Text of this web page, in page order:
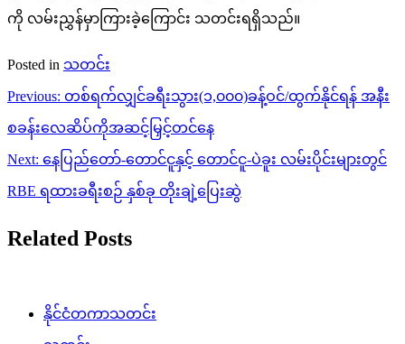
ကို လမ်းညွှန်မှာကြားခဲ့ကြောင်း သတင်းရရှိသည်။
Posted in သတင်း
Post
navigation
Previous: တစ်ရက်လျှင်ခရီးသွား(၁,၀၀၀)ခန့်ဝင်/ထွက်နိုင်ရန် အနီး
စခန်းလေဆိပ်ကိုအဆင့်မြှင့်တင်နေ
Next: နေပြည်တော်-တောင်ငူနှင့် တောင်ငူ-ပဲခူး လမ်းပိုင်းများတွင်
RBE ရထားခရီးစဉ် နှစ်ခု တိုးချဲ့ပြေးဆွဲ
Related Posts
နိုင်ငံတကာသတင်း